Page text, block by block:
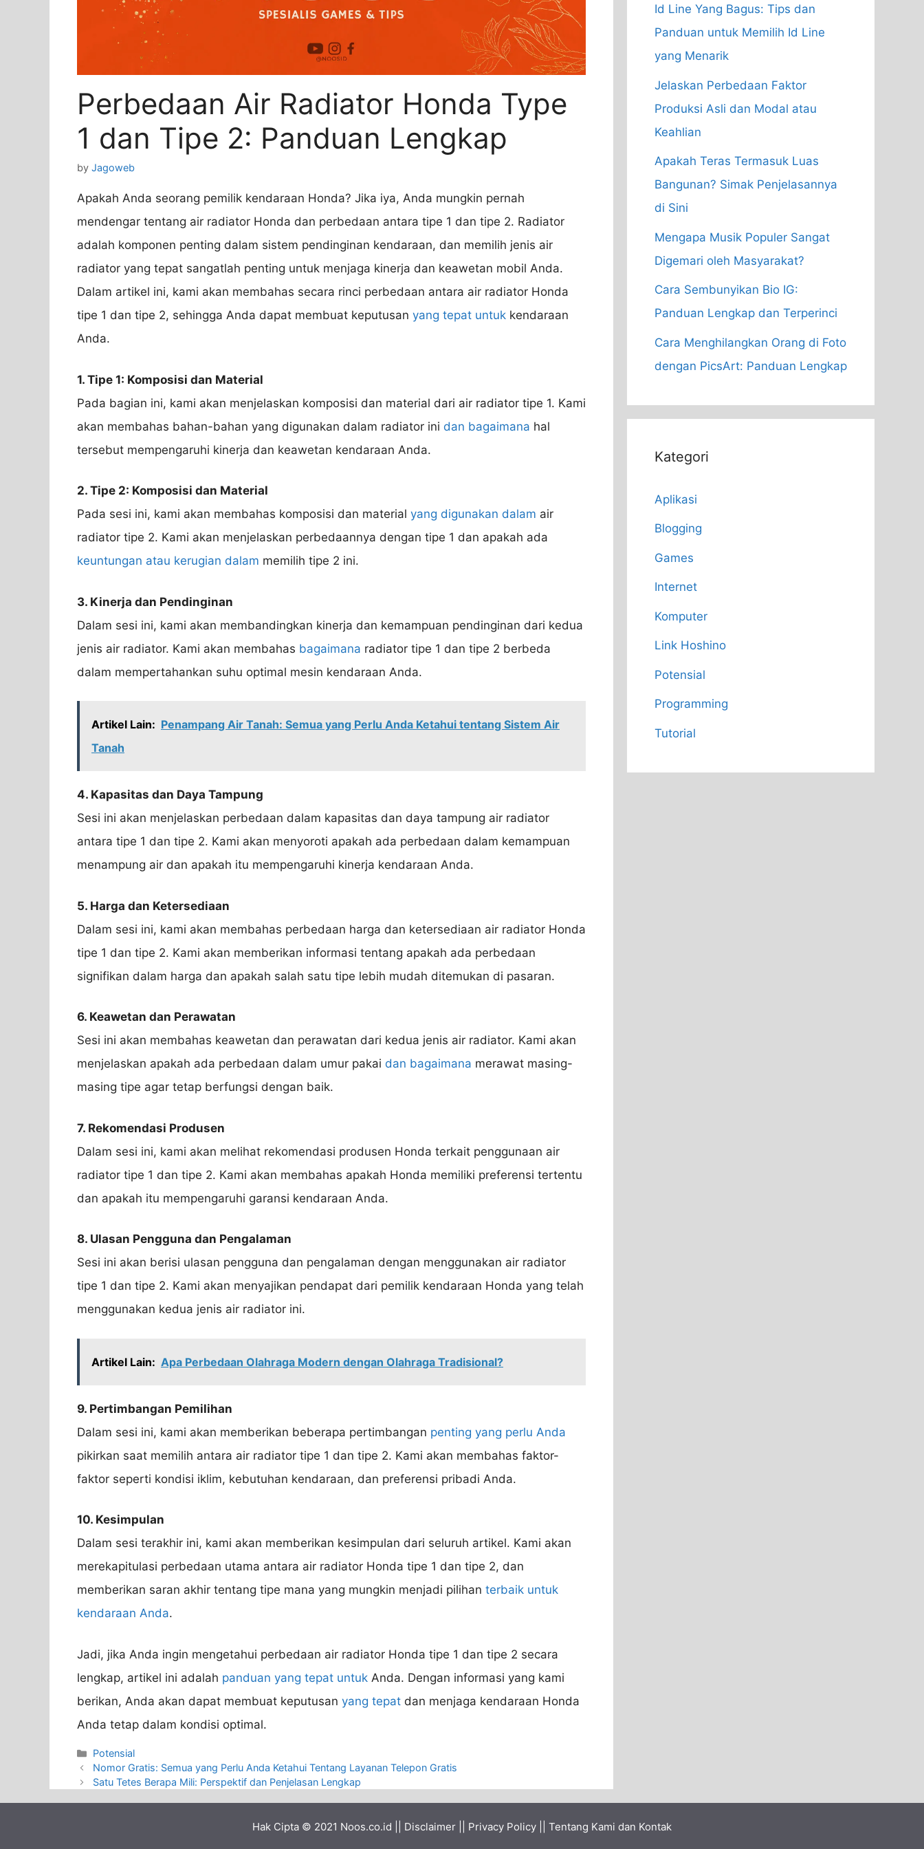
Perbedaan Air Radiator Honda Type
1 dan Tipe 2: Panduan Lengkap
by Jagoweb
Apakah Anda seorang pemilik kendaraan Honda? Jika iya, Anda mungkin pernah
mendengar tentang air radiator Honda dan perbedaan antara tipe 1 dan tipe 2. Radiator
adalah komponen penting dalam sistem pendinginan kendaraan, dan memilih jenis air
radiator yang tepat sangatlah penting untuk menjaga kinerja dan keawetan mobil Anda.
Dalam artikel ini, kami akan membahas secara rinci perbedaan antara air radiator Honda
tipe 1 dan tipe 2, sehingga Anda dapat membuat keputusan yang tepat untuk kendaraan
Anda.
1. Tipe 1: Komposisi dan Material
Pada bagian ini, kami akan menjelaskan komposisi dan material dari air radiator tipe 1. Kami
akan membahas bahan-bahan yang digunakan dalam radiator ini dan bagaimana hal
tersebut mempengaruhi kinerja dan keawetan kendaraan Anda.
2. Tipe 2: Komposisi dan Material
Pada sesi ini, kami akan membahas komposisi dan material yang digunakan dalam air
radiator tipe 2. Kami akan menjelaskan perbedaannya dengan tipe 1 dan apakah ada
keuntungan atau kerugian dalam memilih tipe 2 ini.
3. Kinerja dan Pendinginan
Dalam sesi ini, kami akan membandingkan kinerja dan kemampuan pendinginan dari kedua
jenis air radiator. Kami akan membahas bagaimana radiator tipe 1 dan tipe 2 berbeda
dalam mempertahankan suhu optimal mesin kendaraan Anda.
Artikel Lain: Penampang Air Tanah: Semua yang Perlu Anda Ketahui tentang Sistem Air
Tanah
4. Kapasitas dan Daya Tampung
Sesi ini akan menjelaskan perbedaan dalam kapasitas dan daya tampung air radiator
antara tipe 1 dan tipe 2. Kami akan menyoroti apakah ada perbedaan dalam kemampuan
menampung air dan apakah itu mempengaruhi kinerja kendaraan Anda.
5. Harga dan Ketersediaan
Dalam sesi ini, kami akan membahas perbedaan harga dan ketersediaan air radiator Honda
tipe 1 dan tipe 2. Kami akan memberikan informasi tentang apakah ada perbedaan
signifikan dalam harga dan apakah salah satu tipe lebih mudah ditemukan di pasaran.
6. Keawetan dan Perawatan
Sesi ini akan membahas keawetan dan perawatan dari kedua jenis air radiator. Kami akan
menjelaskan apakah ada perbedaan dalam umur pakai dan bagaimana merawat masing-
masing tipe agar tetap berfungsi dengan baik.
7. Rekomendasi Produsen
Dalam sesi ini, kami akan melihat rekomendasi produsen Honda terkait penggunaan air
radiator tipe 1 dan tipe 2. Kami akan membahas apakah Honda memiliki preferensi tertentu
dan apakah itu mempengaruhi garansi kendaraan Anda.
8. Ulasan Pengguna dan Pengalaman
Sesi ini akan berisi ulasan pengguna dan pengalaman dengan menggunakan air radiator
tipe 1 dan tipe 2. Kami akan menyajikan pendapat dari pemilik kendaraan Honda yang telah
menggunakan kedua jenis air radiator ini.
Artikel Lain: Apa Perbedaan Olahraga Modern dengan Olahraga Tradisional?
9. Pertimbangan Pemilihan
Dalam sesi ini, kami akan memberikan beberapa pertimbangan penting yang perlu Anda
pikirkan saat memilih antara air radiator tipe 1 dan tipe 2. Kami akan membahas faktor-
faktor seperti kondisi iklim, kebutuhan kendaraan, dan preferensi pribadi Anda.
10. Kesimpulan
Dalam sesi terakhir ini, kami akan memberikan kesimpulan dari seluruh artikel. Kami akan
merekapitulasi perbedaan utama antara air radiator Honda tipe 1 dan tipe 2, dan
memberikan saran akhir tentang tipe mana yang mungkin menjadi pilihan terbaik untuk
kendaraan Anda.
Jadi, jika Anda ingin mengetahui perbedaan air radiator Honda tipe 1 dan tipe 2 secara
lengkap, artikel ini adalah panduan yang tepat untuk Anda. Dengan informasi yang kami
berikan, Anda akan dapat membuat keputusan yang tepat dan menjaga kendaraan Honda
Anda tetap dalam kondisi optimal.
Categories
Potensial
Nomor Gratis: Semua yang Perlu Anda Ketahui Tentang Layanan Telepon Gratis
Satu Tetes Berapa Mili: Perspektif dan Penjelasan Lengkap
Id Line Yang Bagus: Tips dan
Panduan untuk Memilih Id Line
yang Menarik
Jelaskan Perbedaan Faktor
Produksi Asli dan Modal atau
Keahlian
Apakah Teras Termasuk Luas
Bangunan? Simak Penjelasannya
di Sini
Mengapa Musik Populer Sangat
Digemari oleh Masyarakat?
Cara Sembunyikan Bio IG:
Panduan Lengkap dan Terperinci
Cara Menghilangkan Orang di Foto
dengan PicsArt: Panduan Lengkap
Kategori
Aplikasi
Blogging
Games
Internet
Komputer
Link Hoshino
Potensial
Programming
Tutorial
Hak Cipta © 2021 Noos.co.id Disclaimer Privacy Policy Tentang Kami dan Kontak